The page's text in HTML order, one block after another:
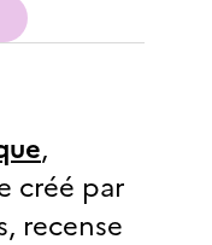
,
créé par
recense